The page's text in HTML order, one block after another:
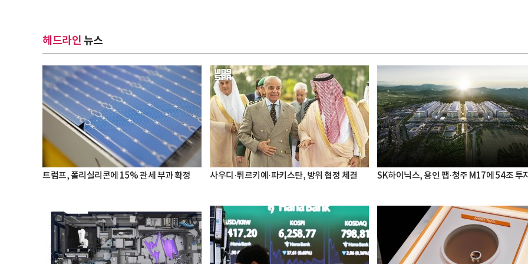
헤드라인 뉴스
트럼프, 폴리실리콘에 15% 관세 부과 확정 사우디·튀르키예·파키스탄, 방위 협정 체결 SK하이닉스, 용인 팹·청주 M17에 54조 투